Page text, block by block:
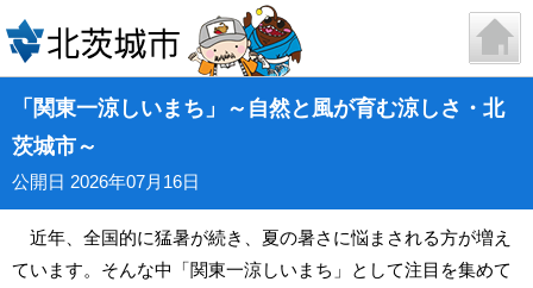
「関東一涼しいまち」～自然と風が育む涼しさ・北
茨城市～
公開日 2026年07月16日
近年、全国的に猛暑が続き、夏の暑さに悩まされる方が増え
ています。そんな中「関東一涼しいまち」として注目を集めて